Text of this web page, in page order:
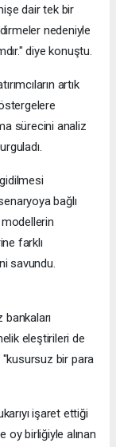
dair tek bir
nedeniyle
diye konuştu.
artık
sürecini analiz
bağlı
modellerin
farklı
savundu.
eleştirileri de
"kusursuz bir para
işaret ettiği
birliğiyle alınan